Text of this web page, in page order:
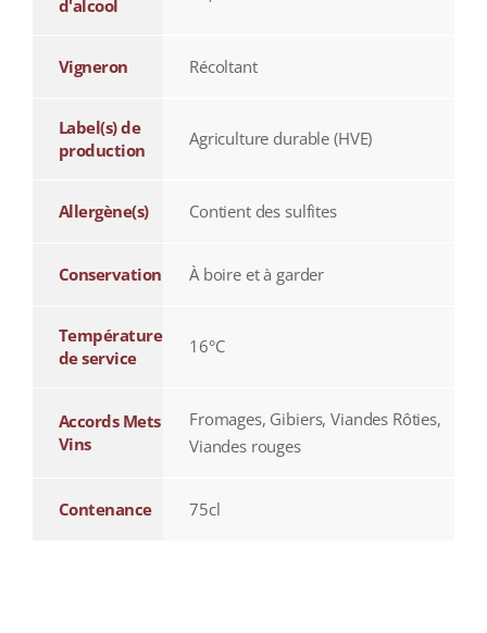
d'alcool
Vigneron Récoltant
Label(s) de
production
Agriculture durable (HVE)
Allergène(s) Contient des sulfites
Conservation À boire et à garder
Température
de service
16°C
Accords Mets
Vins
Fromages, Gibiers, Viandes Rôties,
Viandes rouges
Contenance 75cl